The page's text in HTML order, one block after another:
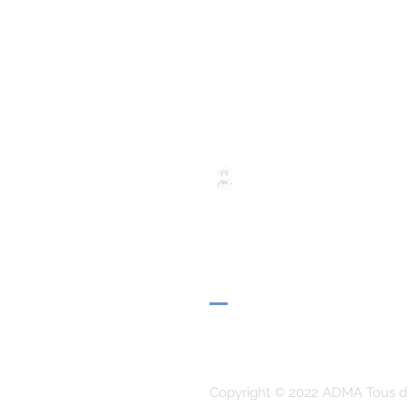
Copyright © 2022 ADMA Tous